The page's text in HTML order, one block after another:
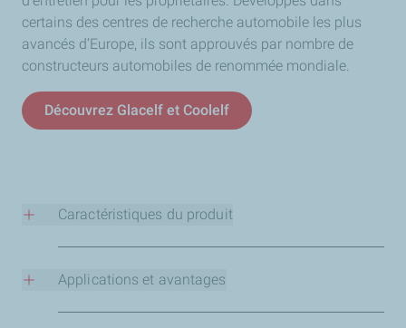
certains des centres de recherche automobile les plus
avancés d’Europe, ils sont approuvés par nombre de
constructeurs automobiles de renommée mondiale.
Découvrez Glacelf et Coolelf
Caractéristiques du produit
La gamme de liquides de refroidissement TotalEnergies
comprend :
Coolelf CARTECH: Les nouveaux liquides de
Applications et avantages
Remplir le système de refroidissement de votre véhicule